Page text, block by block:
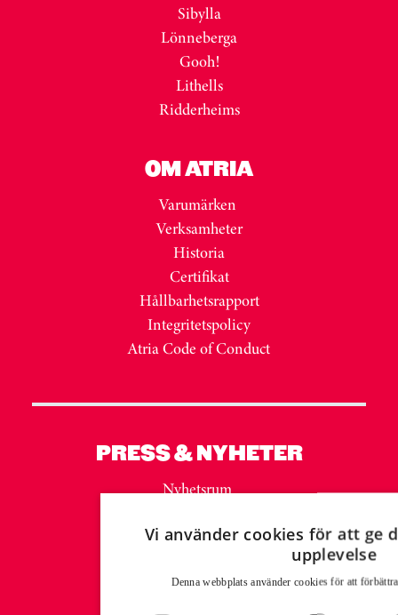
Sibylla
Lönneberga
Gooh!
Lithells
Ridderheims
OM ATRIA
Varumärken
Verksamheter
Historia
Certifikat
Hållbarhetsrapport
Integritetspolicy
Atria Code of Conduct
PRESS & NYHETER
Nyhetsrum
Presskontakt:
Communications Manager
malin.westling@atria.com
Vi använder cookies för att ge
upplevelse
Denna webbplats använder cookies för att